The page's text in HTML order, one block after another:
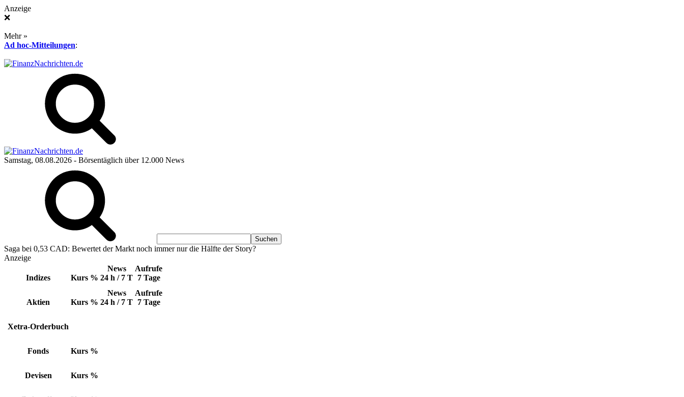
Anzeige
❌
Mehr »
Ad hoc-Mitteilungen:
Samstag, 08.08.2026 - Börsentäglich über 12.000 News
Saga bei 0,53 CAD: Bewertet der Markt noch immer nur die Hälfte der Story?
Anzeige
Indizes Kurs %
News
24 h / 7 T
Aufrufe
7 Tage
Aktien Kurs %
News
24 h / 7 T
Aufrufe
7 Tage
Xetra-Orderbuch
Fonds Kurs %
Devisen Kurs %